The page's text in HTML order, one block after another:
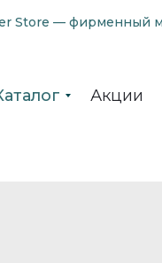
Store — фирменный
Акции